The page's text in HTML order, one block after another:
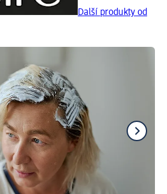
Další produkty od